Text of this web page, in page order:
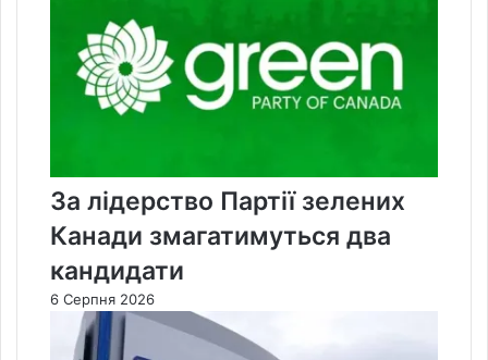
За лідерство Партії зелених
Канади змагатимуться два
кандидати
6 Серпня 2026